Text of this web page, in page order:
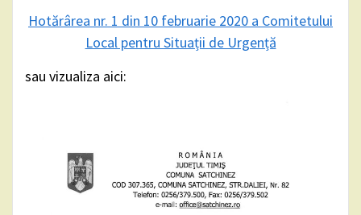
Hotărârea nr. 1 din 10 februarie 2020 a Comitetului
Local pentru Situații de Urgență
sau vizualiza aici: